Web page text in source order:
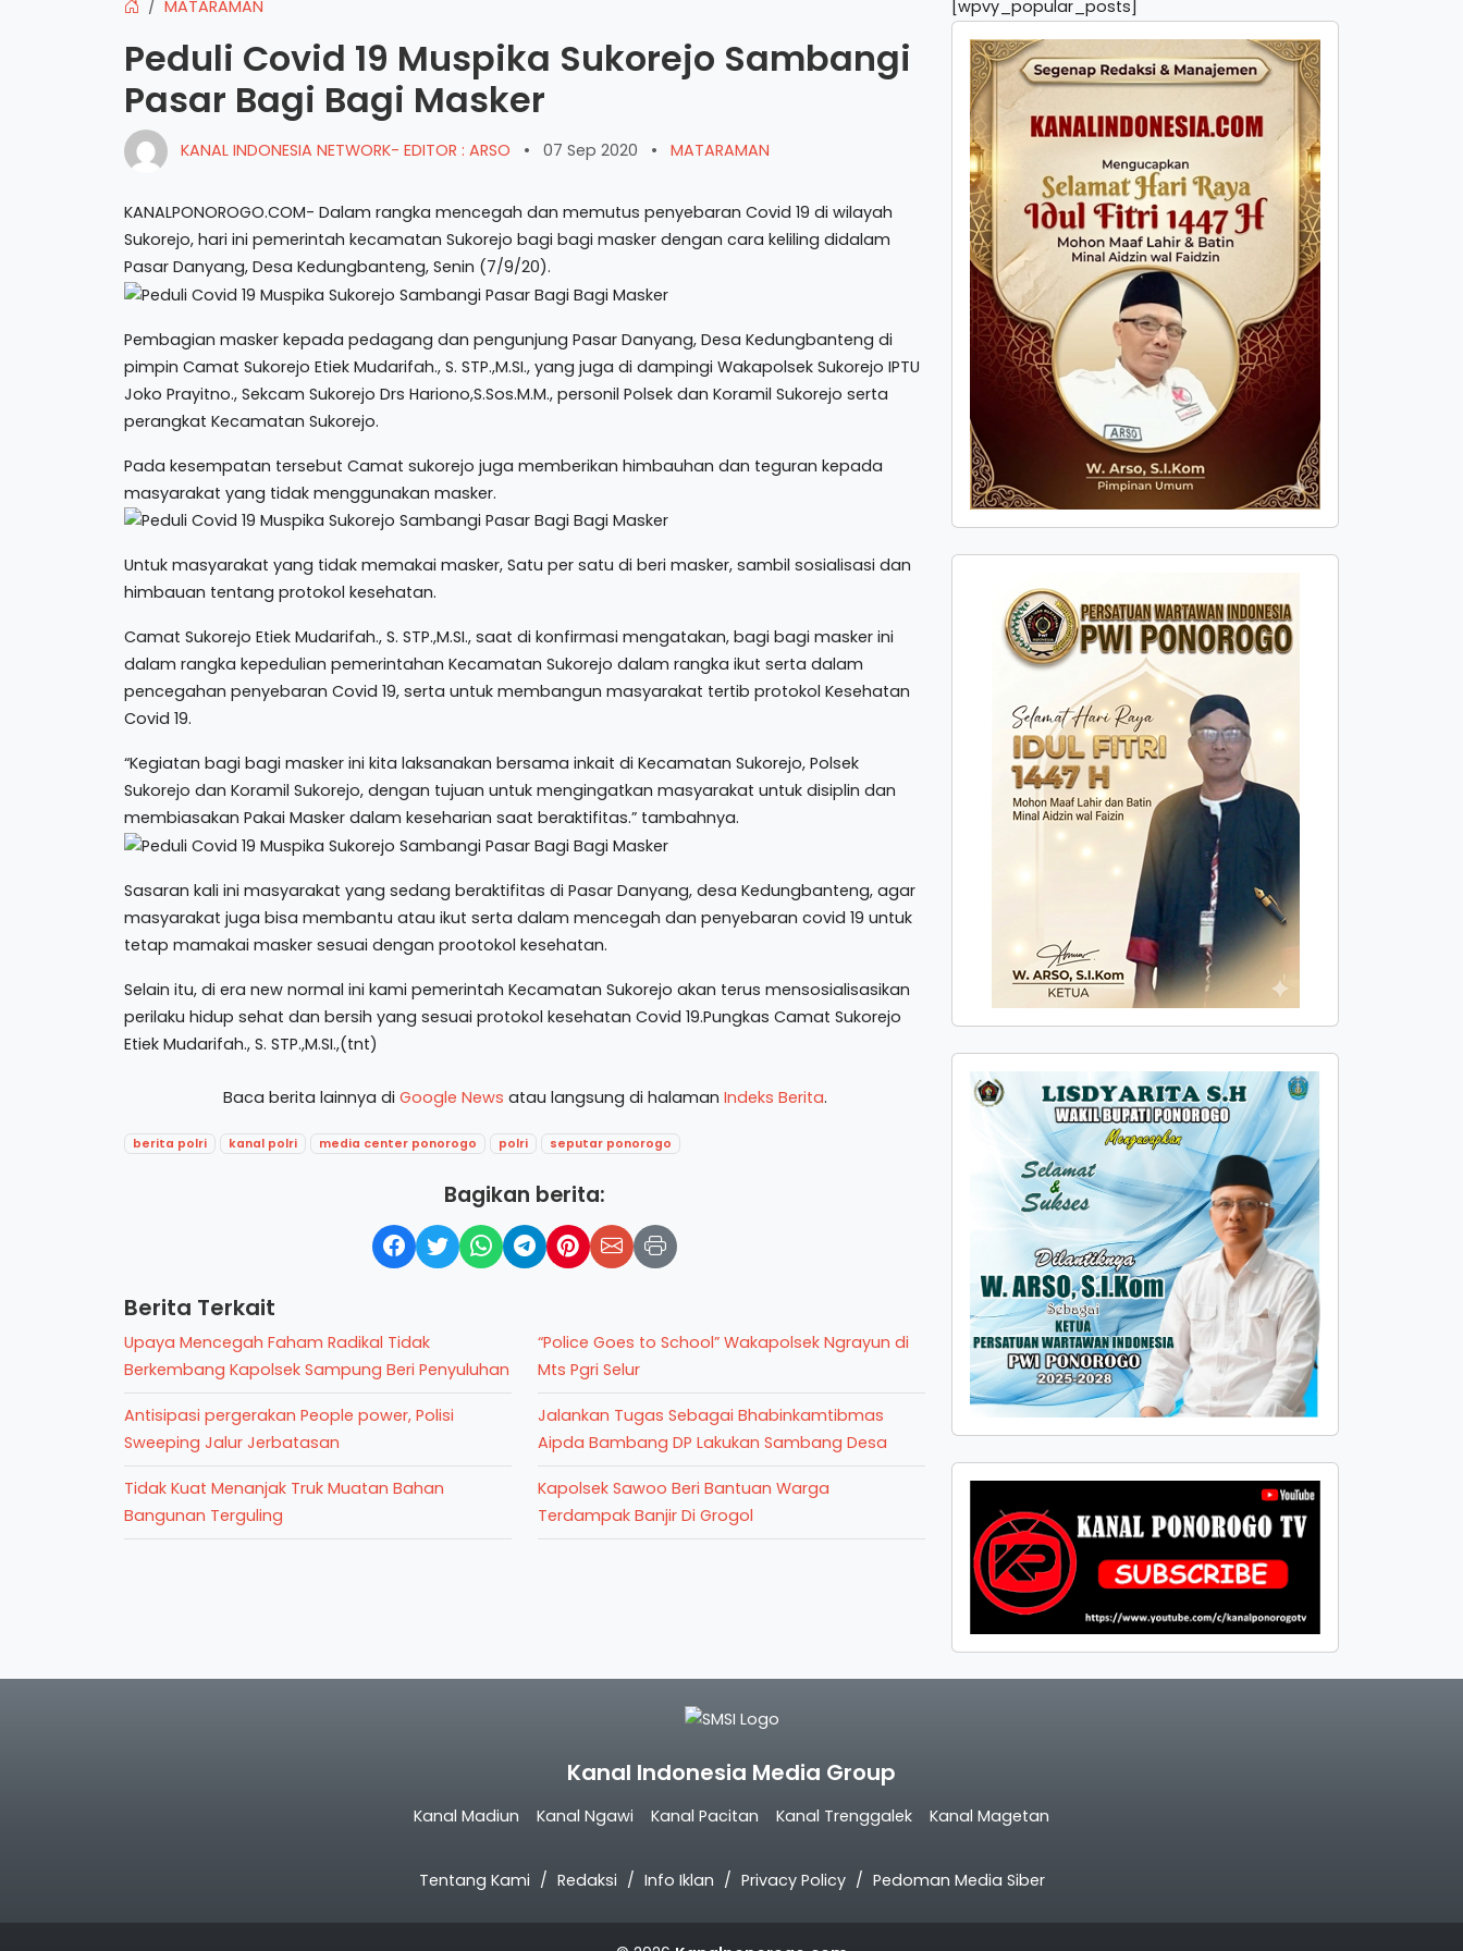
MATARAMAN
Peduli Covid 19 Muspika Sukorejo Sambangi
Pasar Bagi Bagi Masker
KANAL INDONESIA NETWORK- EDITOR : ARSO • 07 Sep 2020 • MATARAMAN
KANALPONOROGO.COM- Dalam rangka mencegah dan memutus penyebaran Covid 19 di wilayah
Sukorejo, hari ini pemerintah kecamatan Sukorejo bagi bagi masker dengan cara keliling didalam
Pasar Danyang, Desa Kedungbanteng, Senin (7/9/20).
Pembagian masker kepada pedagang dan pengunjung Pasar Danyang, Desa Kedungbanteng di
pimpin Camat Sukorejo Etiek Mudarifah., S. STP.,M.SI., yang juga di dampingi Wakapolsek Sukorejo IPTU
Joko Prayitno., Sekcam Sukorejo Drs Hariono,S.Sos.M.M., personil Polsek dan Koramil Sukorejo serta
perangkat Kecamatan Sukorejo.
Pada kesempatan tersebut Camat sukorejo juga memberikan himbauhan dan teguran kepada
masyarakat yang tidak menggunakan masker.
Untuk masyarakat yang tidak memakai masker, Satu per satu di beri masker, sambil sosialisasi dan
himbauan tentang protokol kesehatan.
Camat Sukorejo Etiek Mudarifah., S. STP.,M.SI., saat di konfirmasi mengatakan, bagi bagi masker ini
dalam rangka kepedulian pemerintahan Kecamatan Sukorejo dalam rangka ikut serta dalam
pencegahan penyebaran Covid 19, serta untuk membangun masyarakat tertib protokol Kesehatan
Covid 19.
“Kegiatan bagi bagi masker ini kita laksanakan bersama inkait di Kecamatan Sukorejo, Polsek
Sukorejo dan Koramil Sukorejo, dengan tujuan untuk mengingatkan masyarakat untuk disiplin dan
membiasakan Pakai Masker dalam keseharian saat beraktifitas.” tambahnya.
Sasaran kali ini masyarakat yang sedang beraktifitas di Pasar Danyang, desa Kedungbanteng, agar
masyarakat juga bisa membantu atau ikut serta dalam mencegah dan penyebaran covid 19 untuk
tetap mamakai masker sesuai dengan prootokol kesehatan.
Selain itu, di era new normal ini kami pemerintah Kecamatan Sukorejo akan terus mensosialisasikan
perilaku hidup sehat dan bersih yang sesuai protokol kesehatan Covid 19.Pungkas Camat Sukorejo
Etiek Mudarifah., S. STP.,M.SI.,(tnt)
Baca berita lainnya di Google News atau langsung di halaman Indeks Berita.
berita polri kanal polri media center ponorogo polri seputar ponorogo
Bagikan berita:
Berita Terkait
Upaya Mencegah Faham Radikal Tidak
Berkembang Kapolsek Sampung Beri Penyuluhan
Antisipasi pergerakan People power, Polisi
Sweeping Jalur Jerbatasan
Tidak Kuat Menanjak Truk Muatan Bahan
Bangunan Terguling
“Police Goes to School” Wakapolsek Ngrayun di
Mts Pgri Selur
Jalankan Tugas Sebagai Bhabinkamtibmas
Aipda Bambang DP Lakukan Sambang Desa
Kapolsek Sawoo Beri Bantuan Warga
Terdampak Banjir Di Grogol
[wpvy_popular_posts]
Kanal Indonesia Media Group
Kanal Madiun Kanal Ngawi Kanal Pacitan Kanal Trenggalek Kanal Magetan
Tentang Kami Redaksi Info Iklan Privacy Policy Pedoman Media Siber